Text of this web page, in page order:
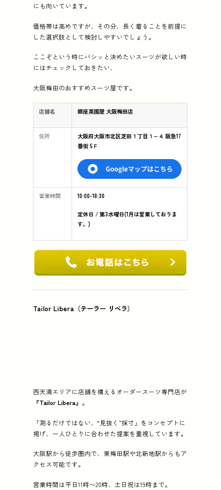
にも向いています。
価格帯は高めですが、その分、長く着ることを前提に
した選択肢として検討しやすいでしょう。
ここぞという時にバシッと決めたいスーツが欲しい時
にはチェックしておきたい、
大阪梅田のおすすめスーツ屋です。
店舗名 銀座英國屋 大阪梅田店
住所
大阪府大阪市北区芝田１丁目１−４ 阪急17
番街 5Ｆ
営業時間 10:00-18:30
定休日 / 第3水曜日(1月は営業しておりま
す。)
Tailor Libera（テーラー リベラ）
西天満エリアに店舗を構えるオーダースーツ専門店が
『Tailor Libera』 。
「測るだけではない、“見抜く”採寸」をコンセプトに
掲げ、一人ひとりに合わせた提案を重視しています。
大阪駅から徒歩圏内で、東梅田駅や北新地駅からもア
クセス可能です。
営業時間は平日11時〜20時、土日祝は19時まで。